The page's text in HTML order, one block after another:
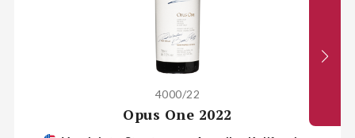
4000/22
Opus One 2022